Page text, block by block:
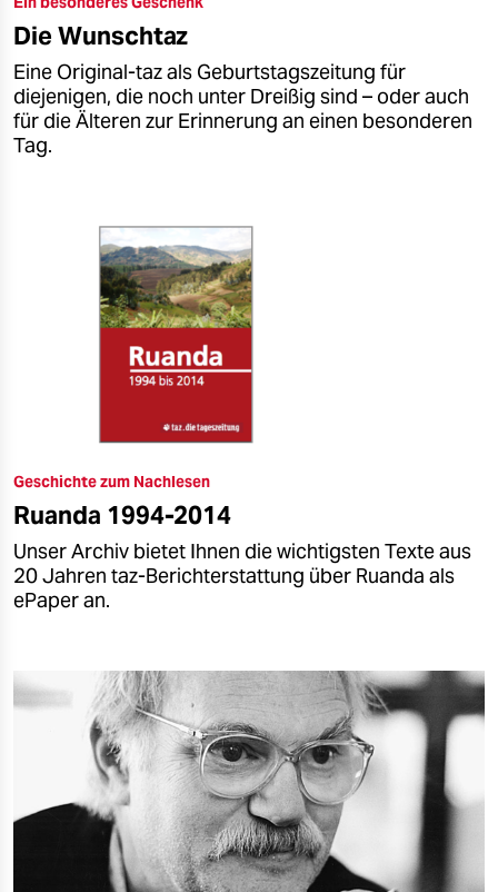
epaper login
Die Wunschtaz
Eine Original-taz als Geburtstagszeitung für
diejenigen, die noch unter Dreißig sind – oder auch
für die Älteren zur Erinnerung an einen besonderen
Tag.
Geschichte zum Nachlesen
Ruanda 1994-2014
Unser Archiv bietet Ihnen die wichtigsten Texte aus
20 Jahren taz-Berichterstattung über Ruanda als
ePaper an.